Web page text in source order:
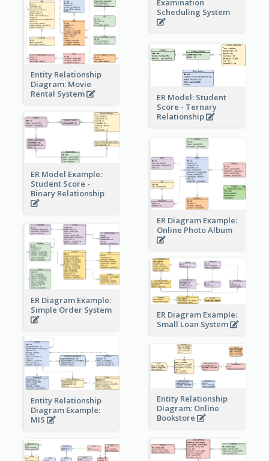
Examination
Scheduling System
Entity Relationship
Diagram: Movie
Rental System
ER Model: Student
Score - Ternary
Relationship
ER Model Example:
Student Score -
Binary Relationship
ER Diagram Example:
Online Photo Album
ER Diagram Example:
Simple Order System
ER Diagram Example:
Small Loan System
Entity Relationship
Diagram Example:
MIS
Entity Relationship
Diagram: Online
Bookstore